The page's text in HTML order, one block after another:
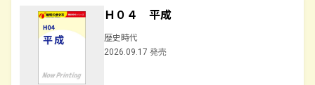
Ｈ０４ 平成
歴史時代
2026.09.17 発売